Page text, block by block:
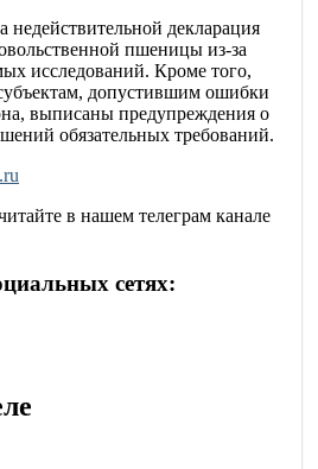
декларация
пшеницы из-за
исследований. Кроме того,
допустившим ошибки
выписаны предупреждения о
обязательных требований.
в нашем телеграм канале
сетях: